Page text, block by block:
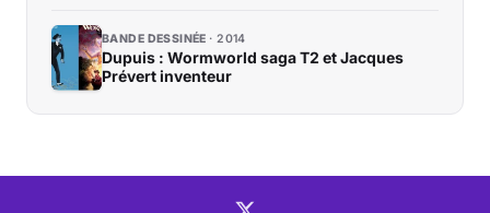
BANDE DESSINÉE 2014
Dupuis : Wormworld saga T2 et Jacques
Prévert inventeur